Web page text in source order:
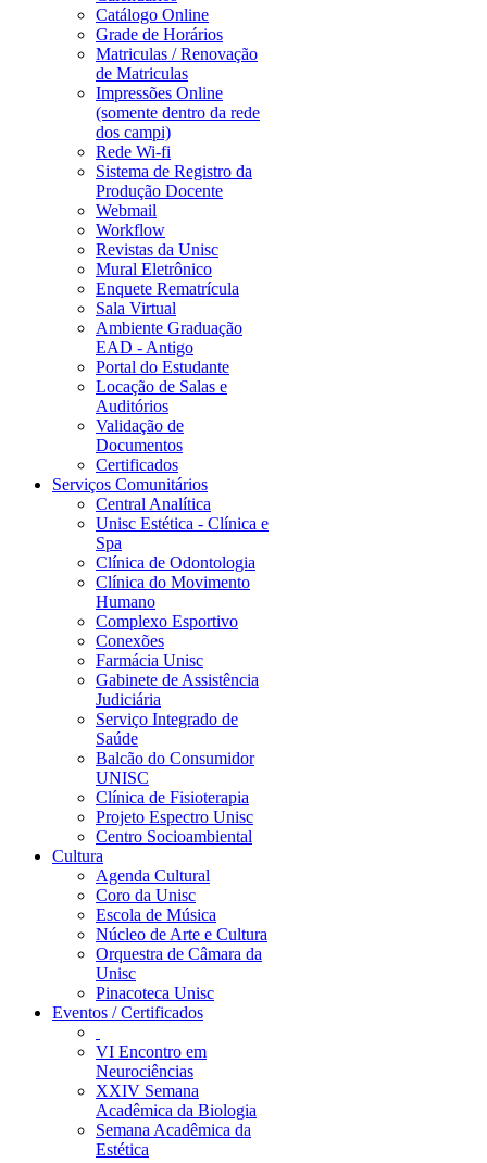
Catálogo Online
Grade de Horários
Matriculas / Renovação
de Matriculas
Impressões Online
(somente dentro da rede
dos campi)
Rede Wi-fi
Sistema de Registro da
Produção Docente
Webmail
Workflow
Revistas da Unisc
Mural Eletrônico
Enquete Rematrícula
Sala Virtual
Ambiente Graduação
EAD - Antigo
Portal do Estudante
Locação de Salas e
Auditórios
Validação de
Documentos
Certificados
Serviços Comunitários
Central Analítica
Unisc Estética - Clínica e
Spa
Clínica de Odontologia
Clínica do Movimento
Humano
Complexo Esportivo
Conexões
Farmácia Unisc
Gabinete de Assistência
Judiciária
Serviço Integrado de
Saúde
Balcão do Consumidor
UNISC
Clínica de Fisioterapia
Projeto Espectro Unisc
Centro Socioambiental
Cultura
Agenda Cultural
Coro da Unisc
Escola de Música
Núcleo de Arte e Cultura
Orquestra de Câmara da
Unisc
Pinacoteca Unisc
Eventos / Certificados
VI Encontro em
Neurociências
XXIV Semana
Acadêmica da Biologia
Semana Acadêmica da
Estética